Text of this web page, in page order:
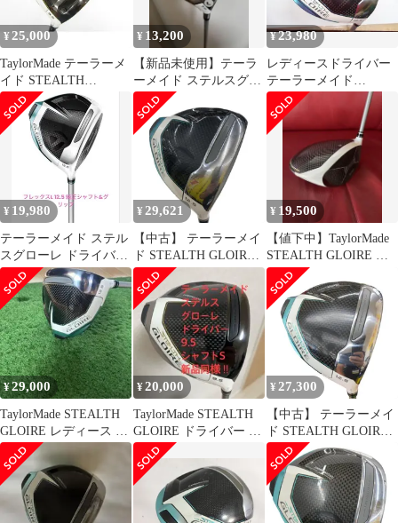
¥ 25,000
TaylorMade テーラーメ
イド STEALTH
GLOIRE+ ドライバー
ゴルフクラブ★SP11531
¥ 13,200
【新品未使用】テーラ
ーメイド ステルスグロ
ーレレディース 7WL ヘ
ッドカバー付
¥23,980
レディースドライバー
テーラーメイド
STEALTH
GLOIRE/SPEEDER NX
for TM/L/12.5[8484]
¥ 19,980
テーラーメイド ステル
スグローレ ドライバー
12.5フレックスL レデ
ィース
¥ 29,621
【中古】 テーラーメイ
ド STEALTH GLOIRE
12.5° レディース ドラ
イバー DR SPEEDER
NX for TM(DR) (フレッ
クスL) レディース 女性
用 右利き 右用 Cランク
ゴルフクラブ
¥ 19,500
【値下中】TaylorMade
STEALTH GLOIRE ド
ライバー 9.5
¥29,000
TaylorMade STEALTH
GLOIRE レディース ド
ライバー A
¥20,000
TaylorMade STEALTH
GLOIRE ドライバー 9.5
極美品‼︎
¥ 27,300
【中古】 テーラーメイ
ド STEALTH GLOIRE
12.5° レディース ドラ
イバー DR SPEEDER
NX for TM(DR) (フレッ
クスL) レディース 女性
用 右利き 右用 Cランク